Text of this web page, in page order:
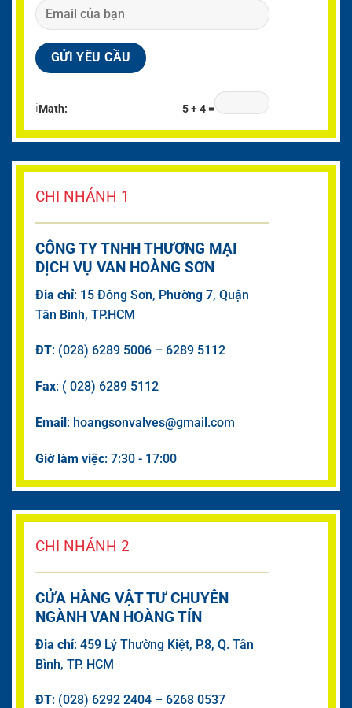
ℹMath: 5 + 4 =
CHI NHÁNH 1
CÔNG TY TNHH THƯƠNG MẠI
DỊCH VỤ VAN HOÀNG SƠN
Đia chỉ: 15 Đông Sơn, Phường 7, Quận
Tân Bình, TP.HCM
ĐT: (028) 6289 5006 – 6289 5112
Fax: ( 028) 6289 5112
Email: hoangsonvalves@gmail.com
Giờ làm việc: 7:30 - 17:00
CHI NHÁNH 2
CỬA HÀNG VẬT TƯ CHUYÊN
NGÀNH VAN HOÀNG TÍN
Đia chỉ: 459 Lý Thường Kiệt, P.8, Q. Tân
Bình, TP. HCM
ĐT: (028) 6292 2404 – 6268 0537